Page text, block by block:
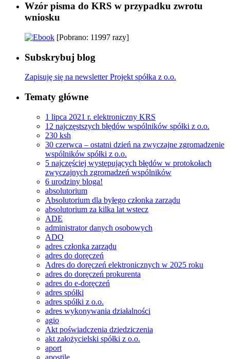
Wzór pisma do KRS w przypadku zwrotu
wniosku
[Pobrano: 11997 razy]
Subskrybuj blog
Zapisuję się na newsletter Projekt spółka z o.o.
Tematy główne
1 lipca 2021 r. elektroniczny KRS
12 najczęstszych błędów wspólników spółki z o.o.
230 ksh
30 czerwca – ostatni dzień na zwyczajne zgromadzenie
wspólników spółki z o.o.
5 najczęściej występujących błędów w protokołach
zwyczajnych zgromadzeń wspólników
6 urodziny bloga!
absolutorium
Absolutorium dla byłego członka zarządu
absolutorium za kilka lat wstecz
ADE
administrator danych osobowych
ADO
adres członka zarządu
adres do doręczeń
Adres do doręczeń elektronicznych w 2025 roku
adres do doręczeń prokurenta
adres do e-doręczeń
adres spółki
adres spółki z o.o.
adres wykonywania działalności
agio
Akt poświadczenia dziedziczenia
akt założycielski spółki z o.o.
aport
apostile